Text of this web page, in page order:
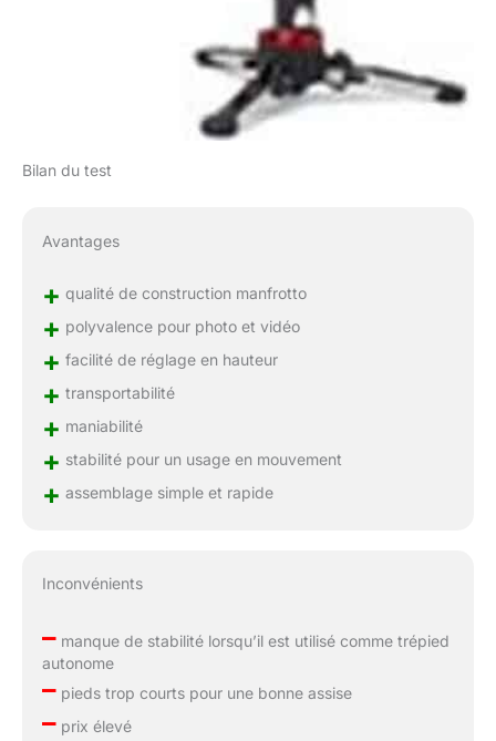
Bilan du test
Avantages
+ qualité de construction manfrotto
+ polyvalence pour photo et vidéo
+ facilité de réglage en hauteur
+ transportabilité
+ maniabilité
+ stabilité pour un usage en mouvement
+ assemblage simple et rapide
Inconvénients
–manque de stabilité lorsqu’il est utilisé comme trépied
autonome
–pieds trop courts pour une bonne assise
–prix élevé